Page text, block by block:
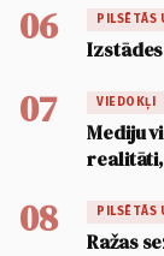
06 PILSĒTĀS
07 VIEDOKĻI
Mediju
realitāti,
08 PILSĒTĀS
Ražas